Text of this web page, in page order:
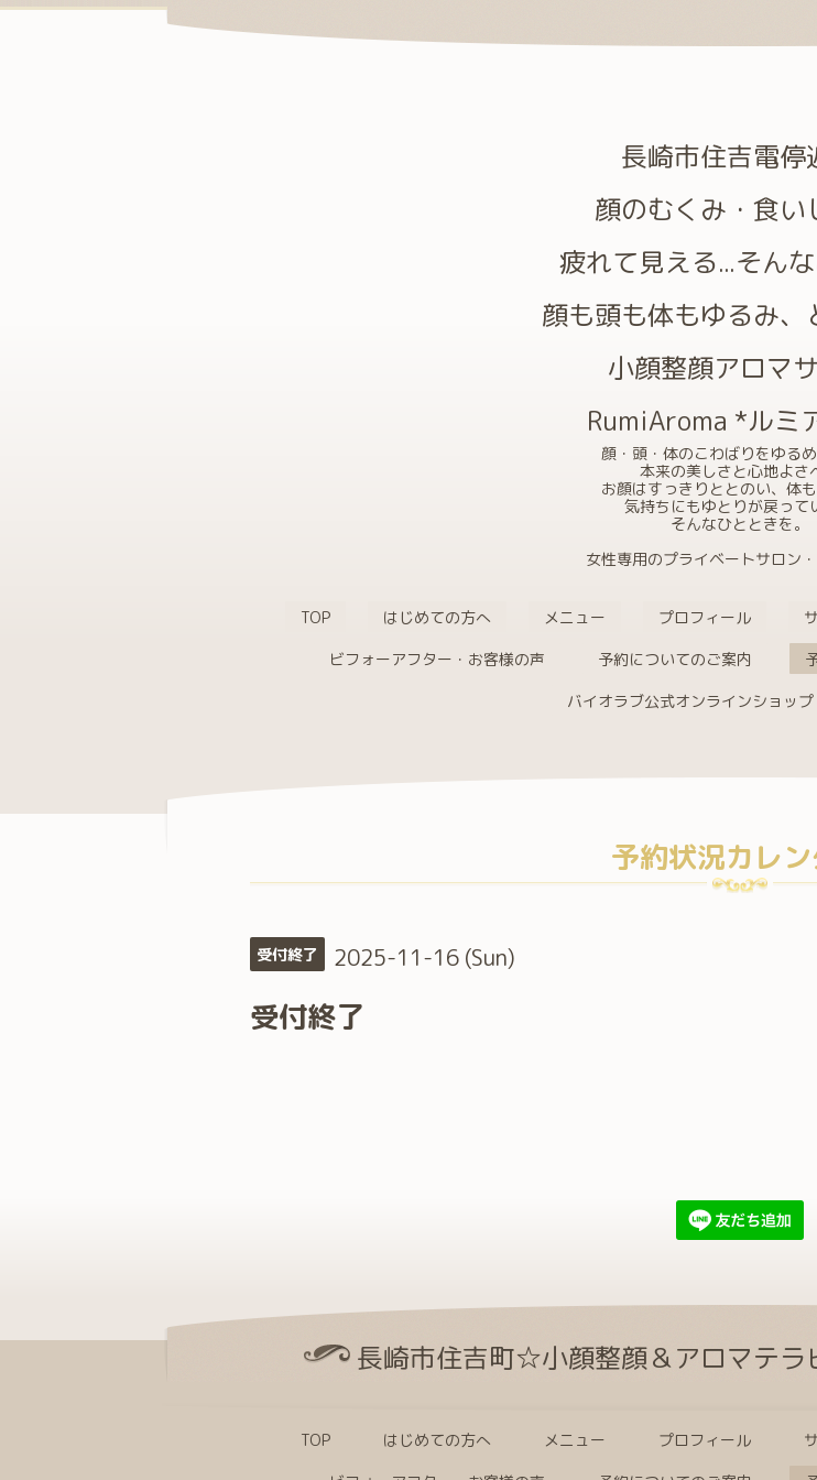
長崎市住吉電停
顔のむくみ・食い
疲れて見える...そん
顔も頭も体もゆるみ、
小顔整顔アロマ
RumiAroma *ルミ
顔・頭・体のこわばりをゆるめ
本来の美しさと心地よさ
お顔はすっきりととのい、体も
気持ちにもゆとりが戻って
そんなひとときを。
女性専用のプライベートサロン
TOP はじめての方へ メニュー プロフィール
ビフォーアフター・お客様の声
予約についてのご案内
バイオラブ公式オンラインショップ
予約状況カレ
受付終了 2025-11-16 (Sun)
受付終了
長崎市住吉町☆小顔整顔＆アロマテラ
TOP はじめての方へ メニュー プロフィール